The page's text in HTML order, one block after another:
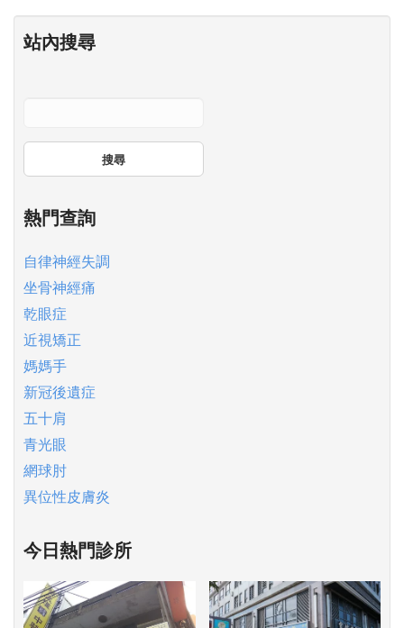
站內搜尋
搜尋
熱門查詢
自律神經失調
坐骨神經痛
乾眼症
近視矯正
媽媽手
新冠後遺症
五十肩
青光眼
網球肘
異位性皮膚炎
今日熱門診所